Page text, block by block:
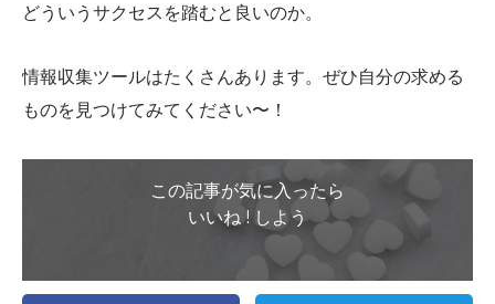
どういうサクセスを踏むと良いのか。
情報収集ツールはたくさんあります。ぜひ自分の求める
ものを見つけてみてください〜！
この記事が気に入ったら
いいね ! しよう